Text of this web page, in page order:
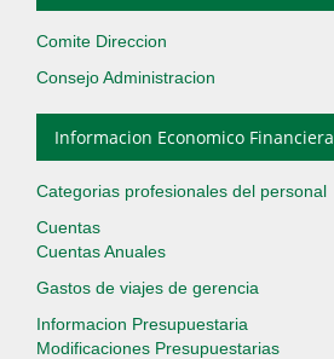
Comite Direccion
Consejo Administracion
Informacion Economico Financiera
Categorias profesionales del personal
Cuentas
Cuentas Anuales
Gastos de viajes de gerencia
Informacion Presupuestaria
Modificaciones Presupuestarias